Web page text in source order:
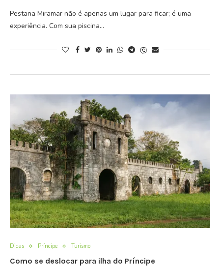
Pestana Miramar não é apenas um lugar para ficar; é uma
experiência. Com sua piscina…
Dicas Príncipe Turismo
Como se deslocar para ilha do Príncipe